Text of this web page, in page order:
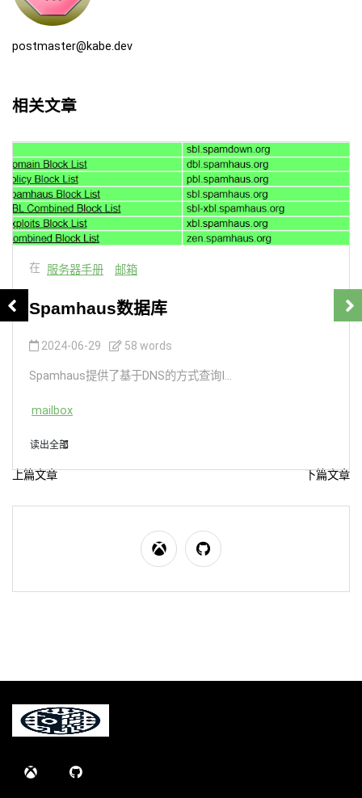
postmaster@kabe.dev
相关文章
在 服务器手册 邮箱
Spamhaus数据库
2024-06-29 58 words
Spamhaus提供了基于DNS的方式查询I...
mailbox
读出全部
文
章
上篇文章 下篇文章